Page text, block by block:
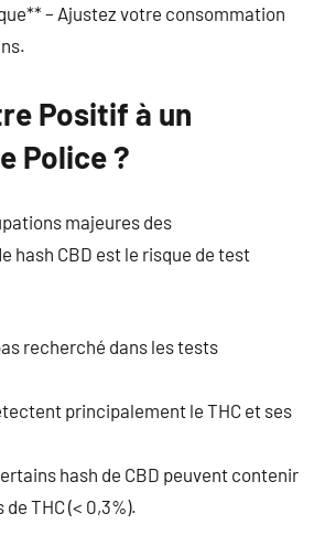
– Ajustez votre consommation
Positif à un
Police ?
majeures des
hash CBD est le risque de test
recherché dans les tests
principalement le THC et ses
hash de CBD peuvent contenir
THC (< 0,3%).